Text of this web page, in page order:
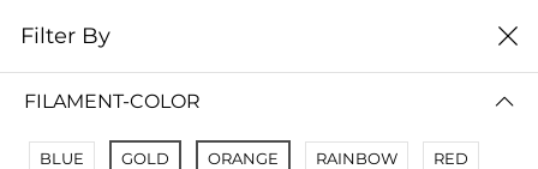
0
No Results
Filter By
FILAMENT-COLOR
BLUE GOLD ORANGE RAINBOW RED